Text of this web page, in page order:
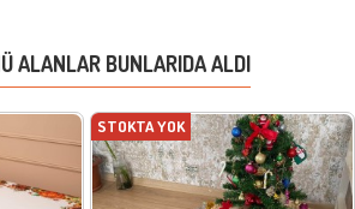
ALANLAR BUNLARIDA ALDI
STOKTA YOK